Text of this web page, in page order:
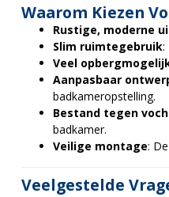
Waarom Kiezen
Rustige, moderne
Slim ruimtegebruik:
Veel
Aanpasbaar
badkameropstelling.
Bestand tegen
badkamer.
Veilige montage:
Veelgestelde